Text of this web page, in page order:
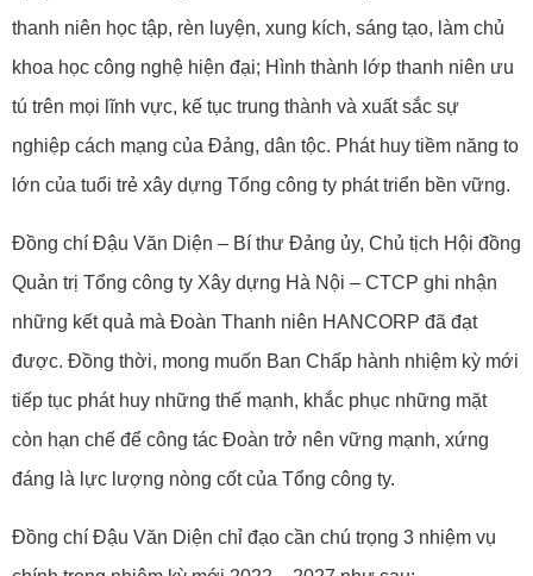
thanh niên học tập, rèn luyện, xung kích, sáng tạo, làm chủ
khoa học công nghệ hiện đại; Hình thành lớp thanh niên ưu
tú trên mọi lĩnh vực, kế tục trung thành và xuất sắc sự
nghiệp cách mạng của Đảng, dân tộc. Phát huy tiềm năng to
lớn của tuổi trẻ xây dựng Tổng công ty phát triển bền vững.
Đồng chí Đậu Văn Diện – Bí thư Đảng ủy, Chủ tịch Hội đồng
Quản trị Tổng công ty Xây dựng Hà Nội – CTCP ghi nhận
những kết quả mà Đoàn Thanh niên HANCORP đã đạt
được. Đồng thời, mong muốn Ban Chấp hành nhiệm kỳ mới
tiếp tục phát huy những thế mạnh, khắc phục những mặt
còn hạn chế để công tác Đoàn trở nên vững mạnh, xứng
đáng là lực lượng nòng cốt của Tổng công ty.
Đồng chí Đậu Văn Diện chỉ đạo cần chú trọng 3 nhiệm vụ